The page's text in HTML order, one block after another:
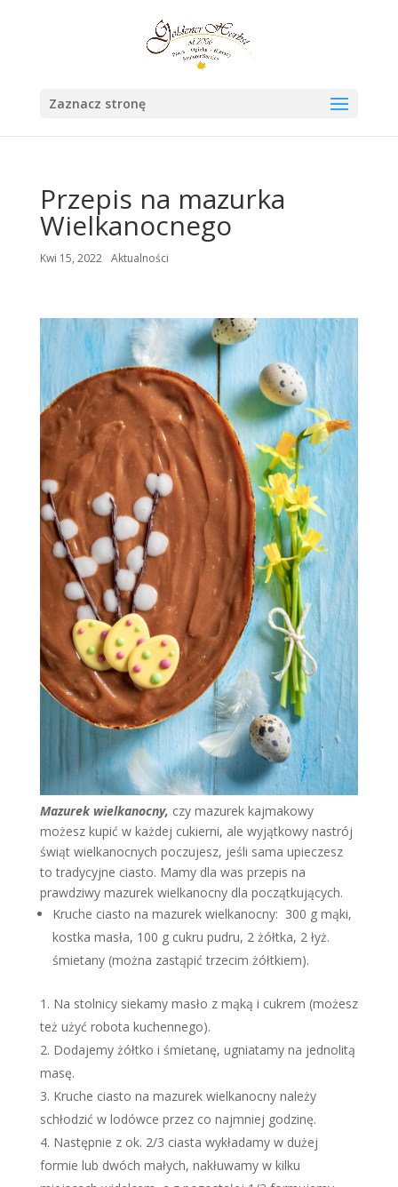
Zaznacz stronę
Przepis na mazurka
Wielkanocnego
Kwi 15, 2022 Aktualności
Mazurek wielkanocny, czy mazurek kajmakowy
możesz kupić w każdej cukierni, ale wyjątkowy nastrój
świąt wielkanocnych poczujesz, jeśli sama upieczesz
to tradycyjne ciasto. Mamy dla was przepis na
prawdziwy mazurek wielkanocny dla początkujących.
Kruche ciasto na mazurek wielkanocny: 300 g mąki,
kostka masła, 100 g cukru pudru, 2 żółtka, 2 łyż.
śmietany (można zastąpić trzecim żółtkiem).
Na stolnicy siekamy masło z mąką i cukrem (możesz
też użyć robota kuchennego).
Dodajemy żółtko i śmietanę, ugniatamy na jednolitą
masę.
Kruche ciasto na mazurek wielkanocny należy
schłodzić w lodówce przez co najmniej godzinę.
Następnie z ok. 2/3 ciasta wykładamy w dużej
formie lub dwóch małych, nakłuwamy w kilku